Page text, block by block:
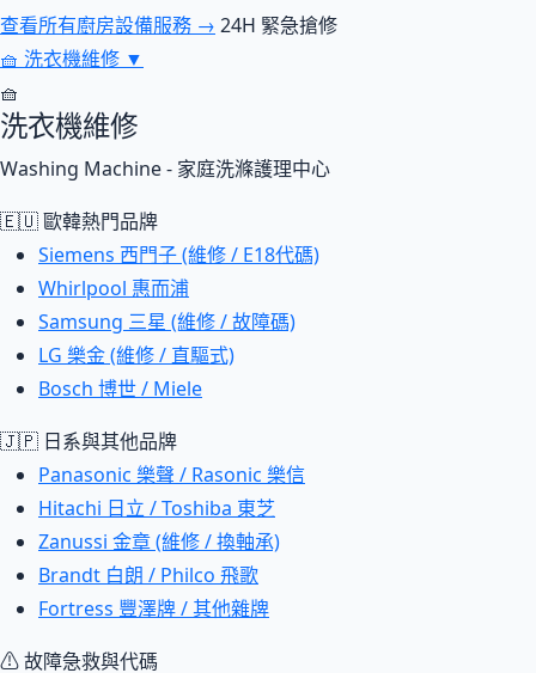
查看所有廚房設備服務 → 24H 緊急搶修
🧺 洗衣機維修 ▼
🧺
洗衣機維修
Washing Machine - 家庭洗滌護理中心
🇪🇺 歐韓熱門品牌
Siemens 西門子 (維修 / E18代碼)
Whirlpool 惠而浦
Samsung 三星 (維修 / 故障碼)
LG 樂金 (維修 / 直驅式)
Bosch 博世 / Miele
🇯🇵 日系與其他品牌
Panasonic 樂聲 / Rasonic 樂信
Hitachi 日立 / Toshiba 東芝
Zanussi 金章 (維修 / 換軸承)
Brandt 白朗 / Philco 飛歌
Fortress 豐澤牌 / 其他雜牌
⚠ 故障急救與代碼